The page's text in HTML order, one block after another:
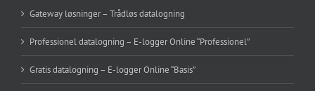
Gateway løsninger – Trådløs datalogning
Professionel datalogning – E-logger Online “Professionel”
Gratis datalogning – E-logger Online “Basis”